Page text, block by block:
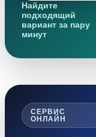
Найдите
подходящий
вариант за пару
минут
СЕРВИС
ОНЛАЙН